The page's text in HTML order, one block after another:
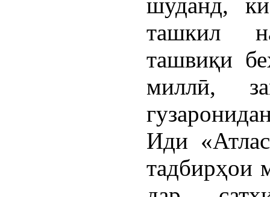
ташкил
ташвиқи
миллӣ,
Иди
тадбирҳои